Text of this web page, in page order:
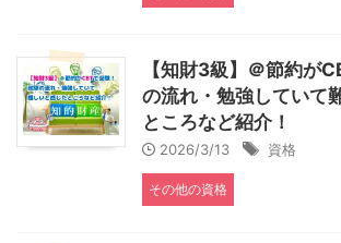
【知財3級】＠節約が
の流れ・勉強していて
ところなど紹介！
2026/3/13 資格
その他の資格